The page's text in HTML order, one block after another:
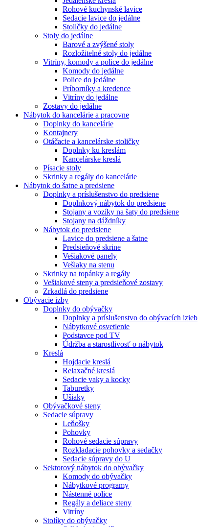
Rohové kuchynské lavice
Sedacie lavice do jedálne
Stoličky do jedálne
Stoly do jedálne
Barové a zvýšené stoly
Rozložitelné stoly do jedálne
Vitríny, komody a police do jedálne
Komody do jedálne
Police do jedálne
Príborníky a kredence
Vitríny do jedálne
Zostavy do jedálne
Nábytok do kancelárie a pracovne
Doplnky do kancelárie
Kontajnery
Otáčacie a kancelárske stoličky
Doplnky ku kreslám
Kancelárske kreslá
Písacie stoly
Skrinky a regály do kancelárie
Nábytok do šatne a predsiene
Doplnky a príslušenstvo do predsiene
Doplnkový nábytok do predsiene
Stojany a vozíky na šaty do predsiene
Stojany na dáždníky
Nábytok do predsiene
Lavice do predsiene a šatne
Predsieňové skrine
Vešiakové panely
Vešiaky na stenu
Skrinky na topánky a regály
Vešiakové steny a predsieňové zostavy
Zrkadlá do predsiene
Obývacie izby
Doplnky do obývačky
Doplnky a príslušenstvo do obývacích izieb
Nábytkové osvetlenie
Podstavce pod TV
Údržba a starostlivosť o nábytok
Kreslá
Hojdacie kreslá
Relaxačné kreslá
Sedacie vaky a kocky
Taburetky
Ušiaky
Obývačkové steny
Sedacie súpravy
Leňošky
Pohovky
Rohové sedacie súpravy
Rozkladacie pohovky a sedačky
Sedacie súpravy do U
Sektorový nábytok do obývačky
Komody do obývačky
Nábytkové programy
Nástenné police
Regály a deliace steny
Vitríny
Stolíky do obývačky